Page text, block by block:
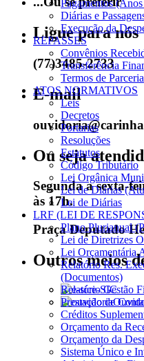
Ligue para nós
(77)3485-2733
E-mail
Ou seja
Segunda a sexta-
às 17h.
Praça Deputado
Outros meios
e-SIC
Pagamentos
Diárias e
Execução da
REPASSES
Convênios
Transferência
Termos de Parceria
ATOS NORMATIVOS
Leis
Decretos
Portarias
Resoluções
Estatutos
Código Tributário
Lei Orgânica
Lei de Diárias
Lei de Diárias
LRF (LEI DE
Plano Plurianual
Lei de Diretrizes
Lei Orçamentária
Relatório Res.
(Documentos)
Relatório Gestão
Prestação de
Créditos
Orçamento da
Orçamento da
Sistema Único e